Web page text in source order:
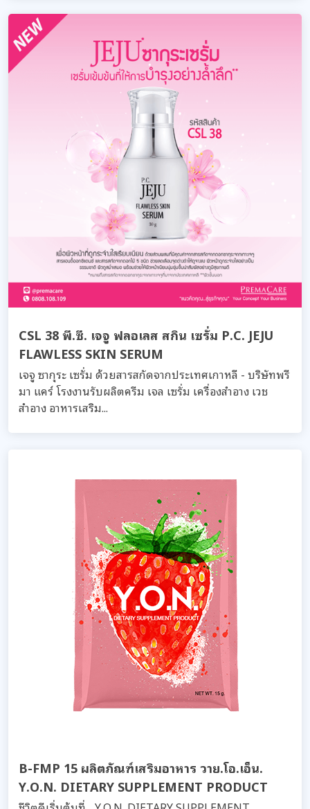
CSL 38 พี.ซี. เจจู ฟลอเลส สกิน เซรั่ม P.C. JEJU
FLAWLESS SKIN SERUM
เจจู ซากุระ เซรั่ม ด้วยสารสกัดจากประเทศเกาหลี - บริษัทพรี
มา แคร์ โรงงานรับผลิตครีม เจล เซรั่ม เครื่องสำอาง เวช
สำอาง อาหารเสริม...
B-FMP 15 ผลิตภัณฑ์เสริมอาหาร วาย.โอ.เอ็น.
Y.O.N. DIETARY SUPPLEMENT PRODUCT